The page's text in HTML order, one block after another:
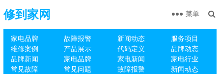
修到家网
家电品牌 故障报警 新闻动态
服务项目
维修案例
产品展示 代码定义
品牌动态
品牌新闻
家电品牌 家电新闻
家电行业
常见故障
常见问题 故障报警
新闻动态
菜单